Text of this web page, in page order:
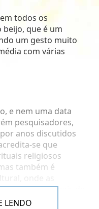
todos os
beijo, que é um
um gesto muito
com várias
e nem uma data
pesquisadores,
anos discutidos
se que
religiosos
também é
onde as
demonstrar sinais de
para se expressar.
LENDO